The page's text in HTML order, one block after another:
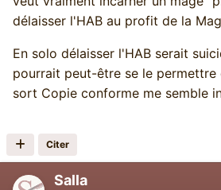
délaisser l'HAB au profit de la
En solo délaisser l'HAB serait
pourrait peut-être se le permettre
sort Copie conforme me semble
Citer
Salla